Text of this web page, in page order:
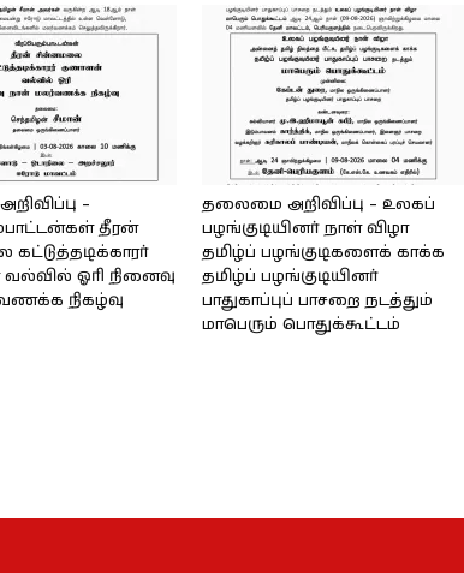
–
தீரன்
ஓரி நினைவு
நிகழ்வு
தலைமை அறிவிப்பு – உலகப்
பழங்குடியினர் நாள் விழா
தமிழ்ப் பழங்குடிகளைக் காக்க
தமிழ்ப் பழங்குடியினர்
பாதுகாப்புப் பாசறை நடத்தும்
மாபெரும் பொதுக்கூட்டம்